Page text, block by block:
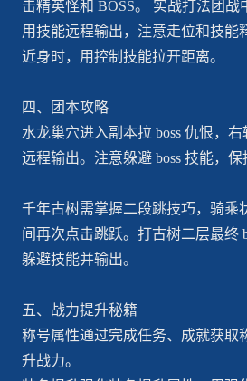
击精英怪和 BOSS。 实战打法团战
用技能远程输出，注意走位和技能
近身时，用控制技能拉开距离。
四、团本攻略
水龙巢穴进入副本拉 boss 仇恨，右
远程输出。注意躲避 boss 技能，保
千年古树需掌握二段跳技巧，骑乘
间再次点击跳跃。打古树二层最终
躲避技能并输出。
五、战力提升秘籍
称号属性通过完成任务、成就获取
升战力。